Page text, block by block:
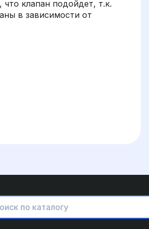
что клапан подойдет, т.к.
в зависимости от